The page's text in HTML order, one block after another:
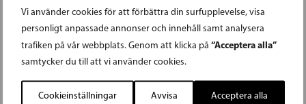
Vi använder cookies för att förbättra din surfupplevelse, visa
personligt anpassade annonser och innehåll samt analysera
trafiken på vår webbplats. Genom att klicka på “Acceptera alla”
samtycker du till att vi använder cookies.
Cookieinställningar Avvisa Acceptera alla